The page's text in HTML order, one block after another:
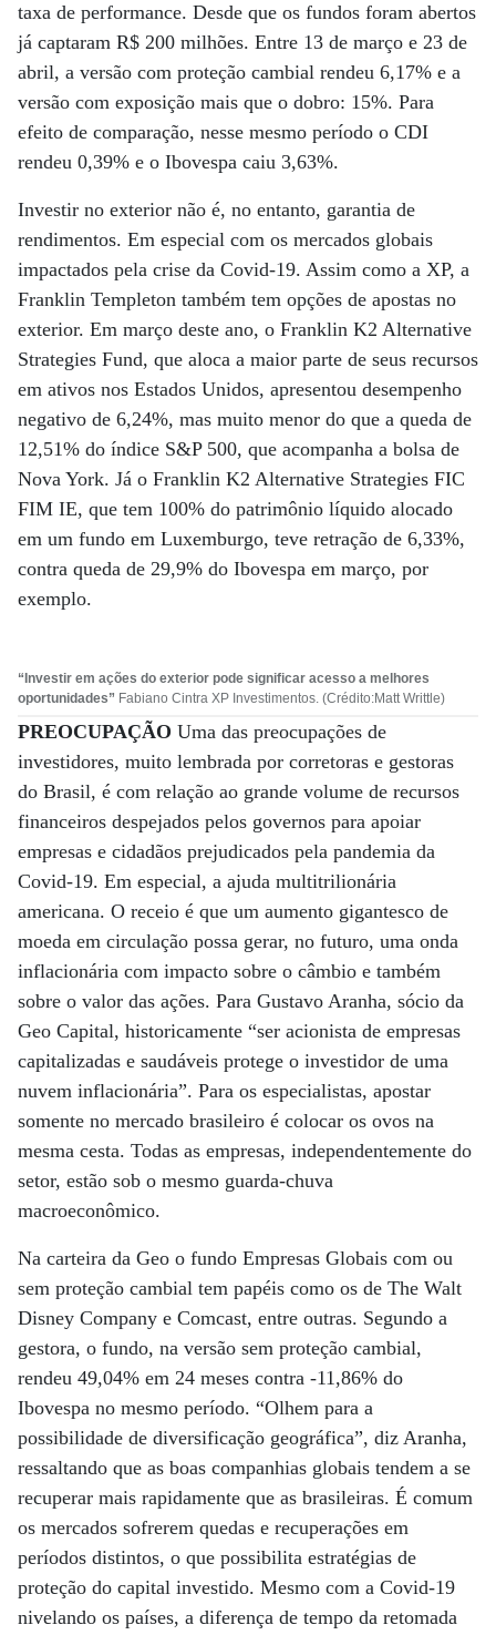
taxa de performance. Desde que os fundos foram abertos
já captaram R$ 200 milhões. Entre 13 de março e 23 de
abril, a versão com proteção cambial rendeu 6,17% e a
versão com exposição mais que o dobro: 15%. Para
efeito de comparação, nesse mesmo período o CDI
rendeu 0,39% e o Ibovespa caiu 3,63%.
Investir no exterior não é, no entanto, garantia de
rendimentos. Em especial com os mercados globais
impactados pela crise da Covid-19. Assim como a XP, a
Franklin Templeton também tem opções de apostas no
exterior. Em março deste ano, o Franklin K2 Alternative
Strategies Fund, que aloca a maior parte de seus recursos
em ativos nos Estados Unidos, apresentou desempenho
negativo de 6,24%, mas muito menor do que a queda de
12,51% do índice S&P 500, que acompanha a bolsa de
Nova York. Já o Franklin K2 Alternative Strategies FIC
FIM IE, que tem 100% do patrimônio líquido alocado
em um fundo em Luxemburgo, teve retração de 6,33%,
contra queda de 29,9% do Ibovespa em março, por
exemplo.
“Investir em ações do exterior pode significar acesso a melhores
oportunidades” Fabiano Cintra XP Investimentos. (Crédito:Matt Writtle)
PREOCUPAÇÃO Uma das preocupações de
investidores, muito lembrada por corretoras e gestoras
do Brasil, é com relação ao grande volume de recursos
financeiros despejados pelos governos para apoiar
empresas e cidadãos prejudicados pela pandemia da
Covid-19. Em especial, a ajuda multitrilionária
americana. O receio é que um aumento gigantesco de
moeda em circulação possa gerar, no futuro, uma onda
inflacionária com impacto sobre o câmbio e também
sobre o valor das ações. Para Gustavo Aranha, sócio da
Geo Capital, historicamente “ser acionista de empresas
capitalizadas e saudáveis protege o investidor de uma
nuvem inflacionária”. Para os especialistas, apostar
somente no mercado brasileiro é colocar os ovos na
mesma cesta. Todas as empresas, independentemente do
setor, estão sob o mesmo guarda-chuva
macroeconômico.
Na carteira da Geo o fundo Empresas Globais com ou
sem proteção cambial tem papéis como os de The Walt
Disney Company e Comcast, entre outras. Segundo a
gestora, o fundo, na versão sem proteção cambial,
rendeu 49,04% em 24 meses contra -11,86% do
Ibovespa no mesmo período. “Olhem para a
possibilidade de diversificação geográfica”, diz Aranha,
ressaltando que as boas companhias globais tendem a se
recuperar mais rapidamente que as brasileiras. É comum
os mercados sofrerem quedas e recuperações em
períodos distintos, o que possibilita estratégias de
proteção do capital investido. Mesmo com a Covid-19
nivelando os países, a diferença de tempo da retomada